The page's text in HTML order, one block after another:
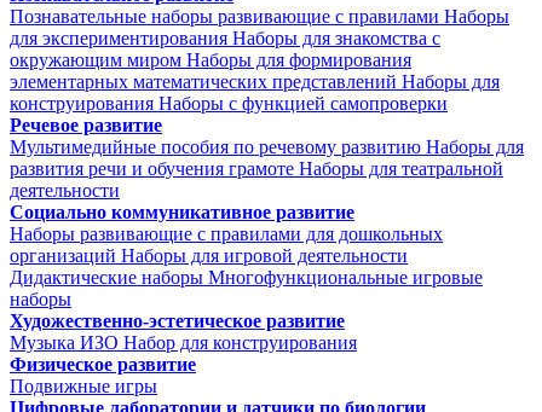
Познавательные наборы развивающие с правилами Наборы
для экспериментирования Наборы для знакомства с
окружающим миром Наборы для формирования
элементарных математических представлений Наборы для
конструирования Наборы с функцией самопроверки
Речевое развитие
Мультимедийные пособия по речевому развитию Наборы для
развития речи и обучения грамоте Наборы для театральной
деятельности
Социально коммуникативное развитие
Наборы развивающие с правилами для дошкольных
организаций Наборы для игровой деятельности
Дидактические наборы Многофункциональные игровые
наборы
Художественно-эстетическое развитие
Музыка ИЗО Набор для конструирования
Физическое развитие
Подвижные игры
Цифровые лаборатории и датчики по биологии